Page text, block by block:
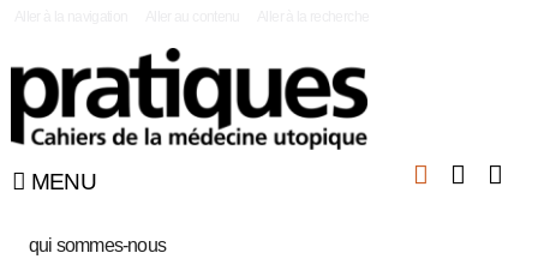
MENU
qui sommes-nous